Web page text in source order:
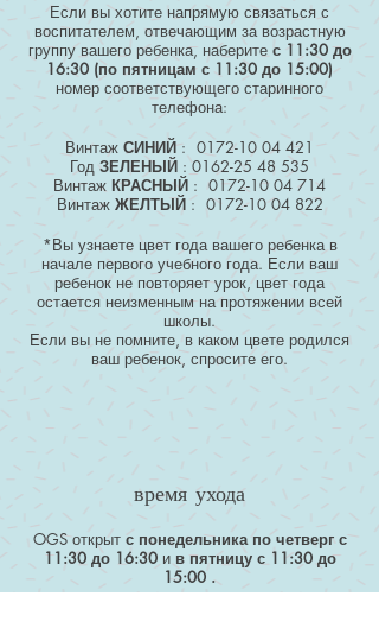
Если вы хотите напрямую связаться с
воспитателем, отвечающим за возрастную
группу вашего ребенка, наберите с 11:30 до
16:30 (по пятницам с 11:30 до 15:00)
номер соответствующего старинного
телефона:
Винтаж СИНИЙ : 0172-10 04 421
Год ЗЕЛЕНЫЙ : 0162-25 48 535
Винтаж КРАСНЫЙ : 0172-10 04 714
Винтаж ЖЕЛТЫЙ: 0172-10 04 822
*Вы узнаете цвет года вашего ребенка в
начале первого учебного года. Если ваш
ребенок не повторяет урок, цвет года
остается неизменным на протяжении всей
школы.
Если вы не помните, в каком цвете родился
ваш ребенок, спросите его.
время ухода
OGS открыт с понедельника по четверг с
11:30 до 16:30и в пятницу с 11:30 до
15:00 .